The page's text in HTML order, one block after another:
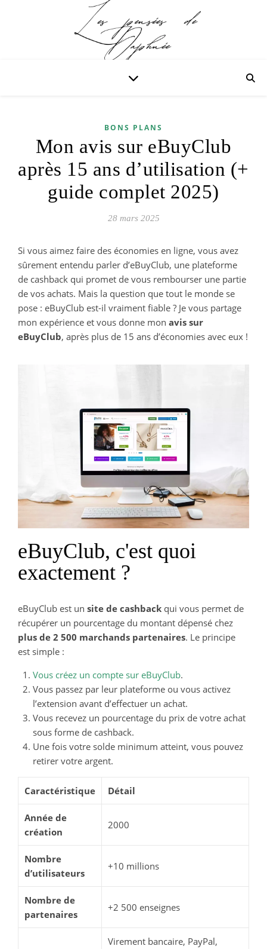
BONS PLANS
Mon avis sur eBuyClub
après 15 ans d’utilisation (+
guide complet 2025)
28 mars 2025
Si vous aimez faire des économies en ligne, vous avez
sûrement entendu parler d’eBuyClub, une plateforme
de cashback qui promet de vous rembourser une partie
de vos achats. Mais la question que tout le monde se
pose : eBuyClub est-il vraiment fiable ? Je vous partage
mon expérience et vous donne mon avis sur
eBuyClub, après plus de 15 ans d’économies avec eux !
eBuyClub, c'est quoi
exactement ?
eBuyClub est un site de cashback qui vous permet de
récupérer un pourcentage du montant dépensé chez
plus de 2 500 marchands partenaires. Le principe
est simple :
Vous créez un compte sur eBuyClub.
Vous passez par leur plateforme ou vous activez
l’extension avant d’effectuer un achat.
Vous recevez un pourcentage du prix de votre achat
sous forme de cashback.
Une fois votre solde minimum atteint, vous pouvez
retirer votre argent.
Caractéristique Détail
Année de
création
2000
Nombre
d’utilisateurs
+10 millions
Nombre de
partenaires
+2 500 enseignes
Virement bancaire, PayPal,